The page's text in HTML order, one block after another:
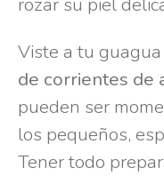
Viste a tu
de corrientes de
pueden ser
los pequeños,
Tener todo